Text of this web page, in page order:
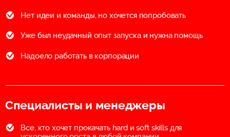
Нет идеи и команды, но хочется попробовать
Уже был неудачный опыт запуска и нужна помощь
Надоело работать в корпорации
Специалисты и менеджеры
Все, кто хочет прокачать hard и soft skills для